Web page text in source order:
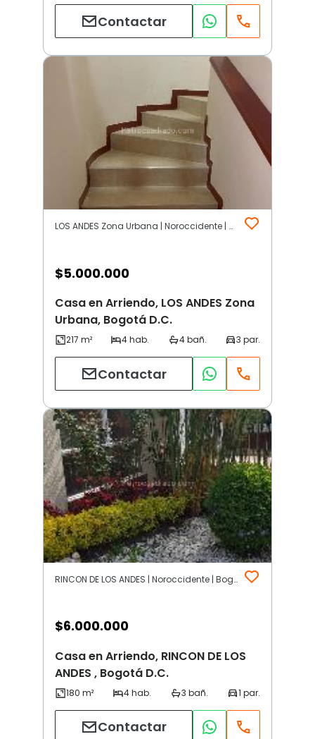
Contactar
LOS ANDES Zona Urbana | Noroccidente | Bogotá D.C.
$5.000.000
Casa en Arriendo, LOS ANDES Zona
Urbana, Bogotá D.C.
Contactar
RINCON DE LOS ANDES | Noroccidente | Bogotá D.C.
$6.000.000
Casa en Arriendo, RINCON DE LOS
ANDES , Bogotá D.C.
Contactar